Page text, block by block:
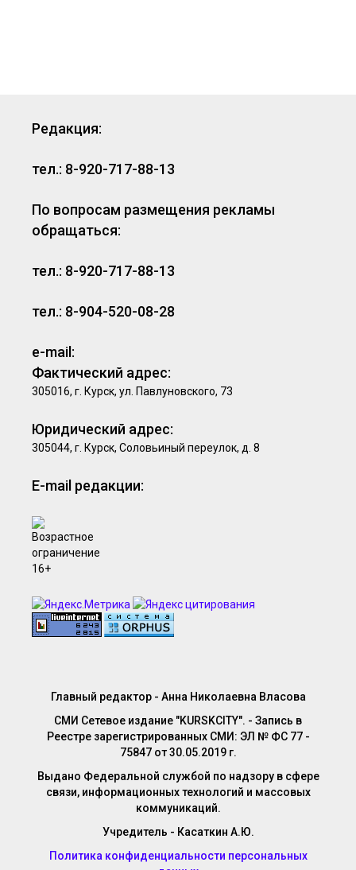
Редакция:
тел.: 8-920-717-88-13
По вопросам размещения рекламы
обращаться:
тел.: 8-920-717-88-13
тел.: 8-904-520-08-28
e-mail:
Фактический адрес:
305016, г. Курск, ул. Павлуновского, 73
Юридический адрес:
305044, г. Курск, Соловьиный переулок, д. 8
E-mail редакции:
Главный редактор - Анна Николаевна Власова
СМИ Сетевое издание "KURSKCITY". - Запись в
Реестре зарегистрированных СМИ: ЭЛ № ФС 77 -
75847 от 30.05.2019 г.
Выдано Федеральной службой по надзору в сфере
связи, информационных технологий и массовых
коммуникаций.
Учредитель - Касаткин А.Ю.
Политика конфиденциальности персональных